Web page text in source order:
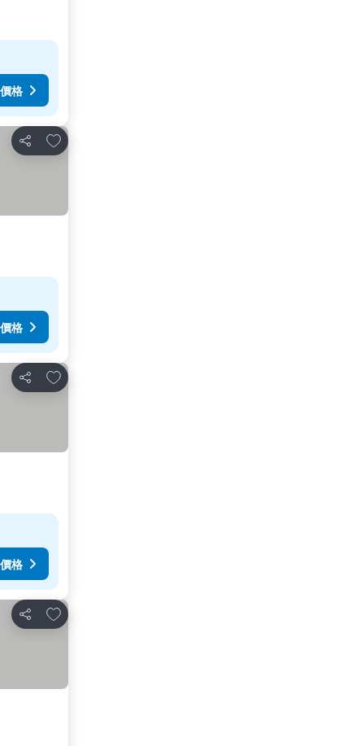
格
分享
放到收藏夾
格
分享
放到收藏夾
格
分享
放到收藏夾